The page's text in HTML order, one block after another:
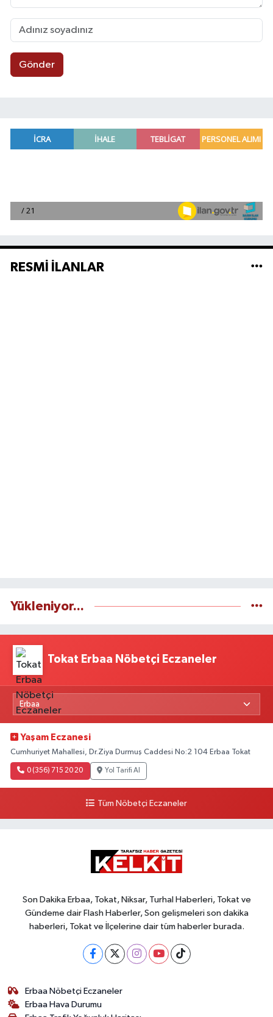
Gönder
RESMİ İLANLAR
Yükleniyor...
Tokat Erbaa Nöbetçi Eczaneler
Yaşam Eczanesi
Cumhuriyet Mahallesi, Dr.Ziya Durmuş Caddesi No:2 104 Erbaa Tokat
0 (356) 715 20 20 Yol Tarifi Al
Tüm Nöbetçi Eczaneler
Son Dakika Erbaa, Tokat, Niksar, Turhal Haberleri, Tokat ve
Gündeme dair Flash Haberler, Son gelişmeleri son dakika
haberleri, Tokat ve İlçelerine dair tüm haberler burada.
Erbaa Nöbetçi Eczaneler
Erbaa Hava Durumu